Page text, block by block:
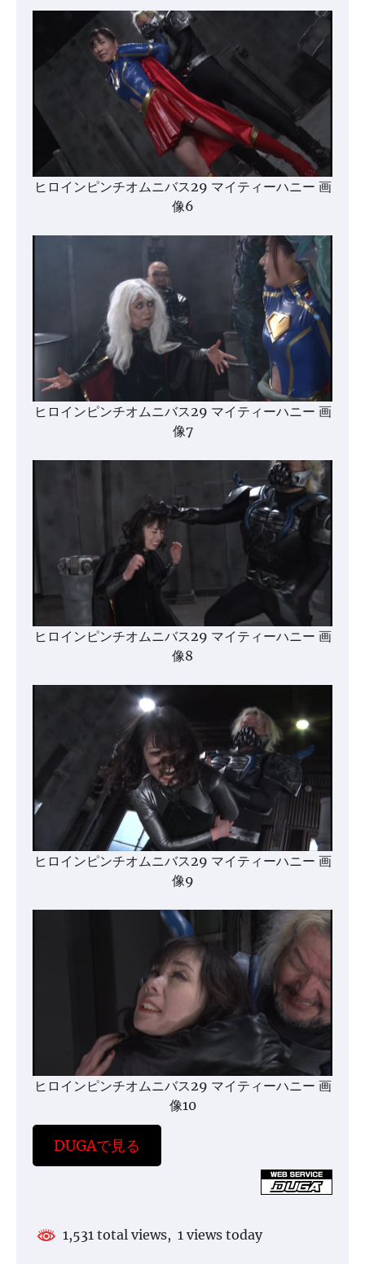
ヒロインピンチオムニバス29 マイティーハニー 画
像6
ヒロインピンチオムニバス29 マイティーハニー 画
像7
ヒロインピンチオムニバス29 マイティーハニー 画
像8
ヒロインピンチオムニバス29 マイティーハニー 画
像9
ヒロインピンチオムニバス29 マイティーハニー 画
像10
DUGAで見る
1,531 total views, 1 views today